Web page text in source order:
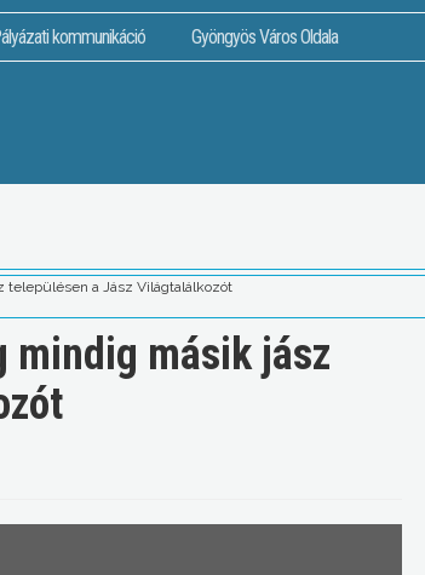
kommunikáció Gyöngyös Város Oldala
a Jász Világtalálkozót
mindig másik jász